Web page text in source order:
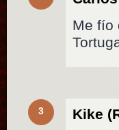
Me fío
3 Kike